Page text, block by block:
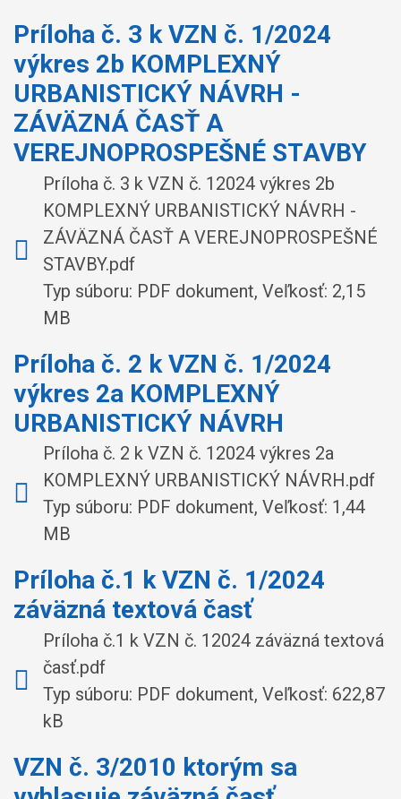
Príloha č. 3 k VZN č. 1/2024
výkres 2b KOMPLEXNÝ
URBANISTICKÝ NÁVRH -
ZÁVÄZNÁ ČASŤ A
VEREJNOPROSPEŠNÉ STAVBY
Príloha č. 3 k VZN č. 12024 výkres 2b
KOMPLEXNÝ URBANISTICKÝ NÁVRH -
ZÁVÄZNÁ ČASŤ A VEREJNOPROSPEŠNÉ
STAVBY.pdf
Typ súboru: PDF dokument, Veľkosť: 2,15
MB
Príloha č. 2 k VZN č. 1/2024
výkres 2a KOMPLEXNÝ
URBANISTICKÝ NÁVRH
Príloha č. 2 k VZN č. 12024 výkres 2a
KOMPLEXNÝ URBANISTICKÝ NÁVRH.pdf
Typ súboru: PDF dokument, Veľkosť: 1,44
MB
Príloha č.1 k VZN č. 1/2024
záväzná textová časť
Príloha č.1 k VZN č. 12024 záväzná textová
časť.pdf
Typ súboru: PDF dokument, Veľkosť: 622,87
kB
VZN č. 3/2010 ktorým sa